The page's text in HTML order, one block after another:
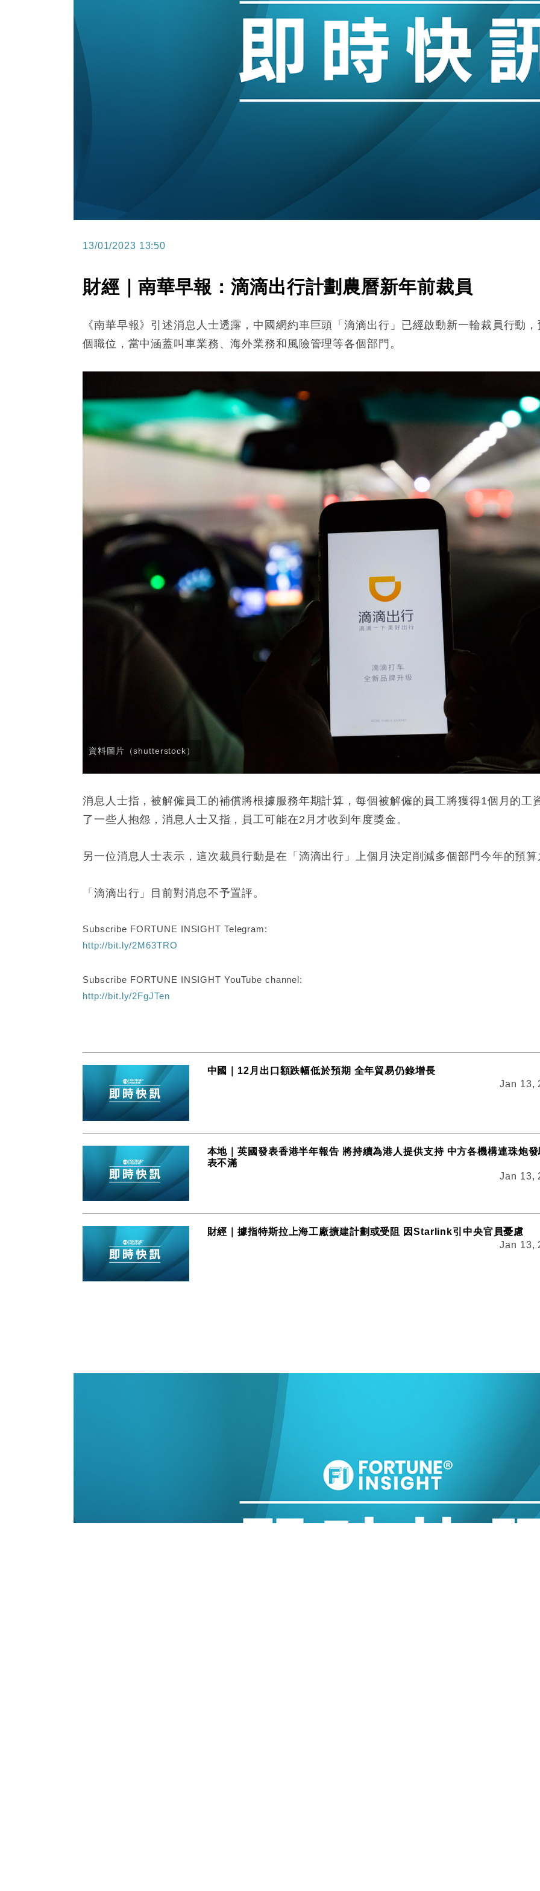
財經｜韓股反覆波動收跌 連挫7周創逾3年最長跌勢
財經｜內地7月美元計價出口增近24%勝預期 貿易順差達1125億美元
12:44 財經｜日本春季三度入市撐日圓 4月單日斥6.28萬億日圓干預創新高
11:12 國際｜特朗普料美伊戰事快結束 承認部分彈藥庫存緊張
15:59 財經｜SA售股自救後再出手 斥4億美元押注未上市公司
13/01/2023 13:50
財經｜南華早報：滴滴出行計劃農曆新年前裁員
《南華早報》引述消息人士透露，中國網約車巨頭「滴滴出行」已經啟動新一輪裁員行動
個職位，當中涵蓋叫車業務、海外業務和風險管理等各個部門。
資料圖片（shutterstock）
消息人士指，被解僱員工的補償將根據服務年期計算，每個被解僱的員工將獲得1個月的工
了一些人抱怨，消息人士又指，員工可能在2月才收到年度獎金。
另一位消息人士表示，這次裁員行動是在「滴滴出行」上個月決定削減多個部門今年的預算
「滴滴出行」目前對消息不予置評。
Subscribe FORTUNE INSIGHT Telegram:
http://bit.ly/2M63TRO
Subscribe FORTUNE INSIGHT YouTube channel:
http://bit.ly/2FgJTen
中國｜12月出口額跌幅低於預期 全年貿易仍錄增長
Jan 13,
本地｜英國發表香港半年報告 將持續為港人提供支持 中方各機構連珠炮發
表不滿
Jan 13,
財經｜據指特斯拉上海工廠擴建計劃或受阻 因Starlink引中央官員憂慮
Jan 13,